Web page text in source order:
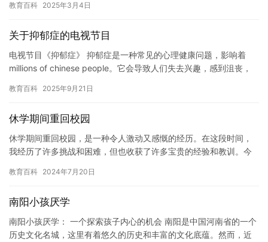
更不…
教育百科 2025年3月4日
关于抑郁症的电视节目
电视节目《抑郁症》 抑郁症是一种常见的心理健康问题，影响着
millions of chinese people。它会导致人们失去兴趣，感到沮丧，
教育百科 2025年9月21日
休学期间重回校园
休学期间重回校园，是一种令人激动又感慨的经历。在这段时间，
我经历了许多挑战和困难，但也收获了许多宝贵的经验和教训。今
珍惜当…
教育百科 2024年7月20日
南阳小孩厌学
南阳小孩厌学： 一个探索孩子内心的机会 南阳是中国河南省的一个
历史文化名城，这里有着悠久的历史和丰富的文化底蕴。然而，近